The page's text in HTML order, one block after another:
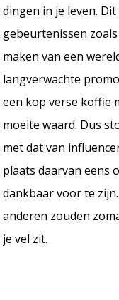
dingen in je leven.
gebeurtenissen
maken van een
langverwachte
een kop verse koffie
moeite waard. Dus
met dat van
plaats daarvan eens
dankbaar voor te
anderen zouden
je vel zit.